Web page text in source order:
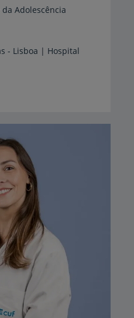
Adolescência
- Lisboa | Hospital